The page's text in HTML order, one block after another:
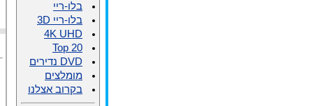
בלו-ריי
בלו-ריי 3D
4K UHD
Top 20
DVD נדירים
מומלצים
בקרוב אצלנו